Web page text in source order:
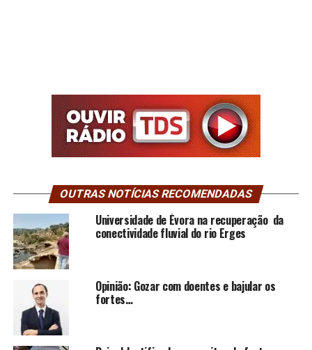
OUTRAS NOTÍCIAS RECOMENDADAS
Universidade de Évora na recuperação da
conectividade fluvial do rio Erges
Opinião: Gozar com doentes e bajular os
fortes…